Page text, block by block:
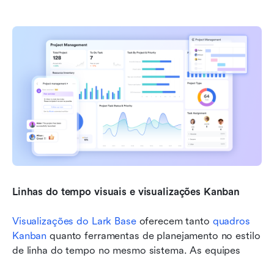
Linhas do tempo visuais e visualizações Kanban
Visualizações do Lark Base oferecem tanto quadros
Kanban quanto ferramentas de planejamento no estilo
de linha do tempo no mesmo sistema. As equipes